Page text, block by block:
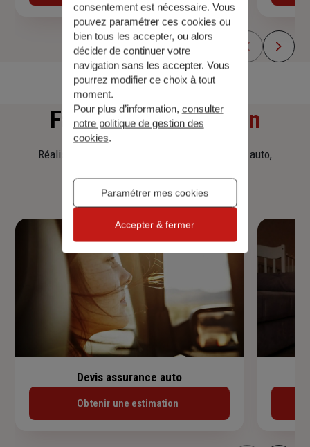
Faitesune simulation
Réalisez une simulation tarifaire d'assurance, auto,
Devis assurance auto
Obtenir une estimation
consentement est nécessaire. Vous
pouvez paramétrer ces cookies ou
bien tous les accepter, ou alors
décider de continuer votre
navigation sans les accepter. Vous
pourrez modifier ce choix à tout
moment.
Pour plus d’information, consulter
notre politique de gestion des
cookies.
Paramétrer mes cookies
Accepter & fermer